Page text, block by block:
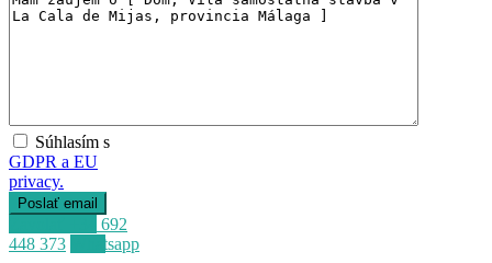
Súhlasím s
GDPR a EU
privacy.
+34 692
448 373
Whatsapp